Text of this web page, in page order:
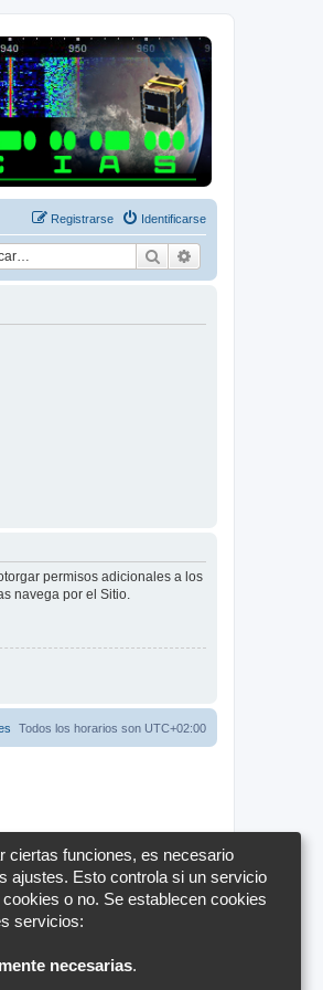
Identificarse
Registrarse
Buscar
permisos adicionales a los
navega por el Sitio.
Todos los horarios son UTC+02:00
ciertas funciones, es necesario
ajustes. Esto controla si un servicio
o no. Se establecen cookies
servicios:
necesarias.